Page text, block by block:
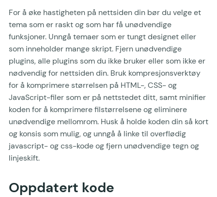
For å øke hastigheten på nettsiden din bør du velge et
tema som er raskt og som har få unødvendige
funksjoner. Unngå temaer som er tungt designet eller
som inneholder mange skript. Fjern unødvendige
plugins, alle plugins som du ikke bruker eller som ikke er
nødvendig for nettsiden din. Bruk kompresjonsverktøy
for å komprimere størrelsen på HTML-, CSS- og
JavaScript-filer som er på nettstedet ditt, samt minifier
koden for å komprimere filstørrelsene og eliminere
unødvendige mellomrom. Husk å holde koden din så kort
og konsis som mulig, og unngå å linke til overflødig
javascript- og css-kode og fjern unødvendige tegn og
linjeskift.
Oppdatert kode